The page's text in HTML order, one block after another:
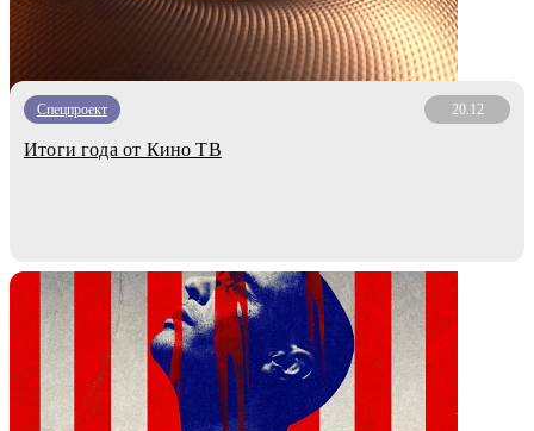
Спецпроект 20.12
Итоги года от Кино ТВ